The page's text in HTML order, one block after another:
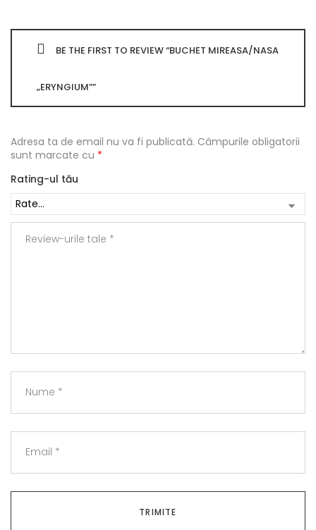
BE THE FIRST TO REVIEW “BUCHET MIREASA/NASA
„ERYNGIUM””
Adresa ta de email nu va fi publicată. Câmpurile obligatorii
sunt marcate cu *
Rating-ul tău